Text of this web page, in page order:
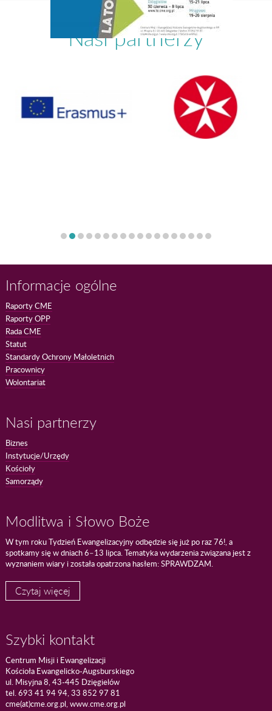
Nasi partnerzy
Informacje ogólne
Raporty CME
Raporty OPP
Rada CME
Statut
Standardy Ochrony Małoletnich
Pracownicy
Wolontariat
Nasi partnerzy
Biznes
Instytucje/Urzędy
Kościoły
Samorządy
Modlitwa i Słowo Boże
W tym roku Tydzień Ewangelizacyjny odbędzie się już po raz 76!, a
spotkamy się w dniach 6–13 lipca. Tematyka wydarzenia związana jest z
wyznaniem wiary i została opatrzona hasłem: SPRAWDZAM.
Czytaj więcej
Szybki kontakt
Centrum Misji i Ewangelizacji
Kościoła Ewangelicko-Augsburskiego
ul. Misyjna 8, 43-445 Dzięgielów
tel. 693 41 94 94, 33 852 97 81
cme(at)cme.org.pl, www.cme.org.pl